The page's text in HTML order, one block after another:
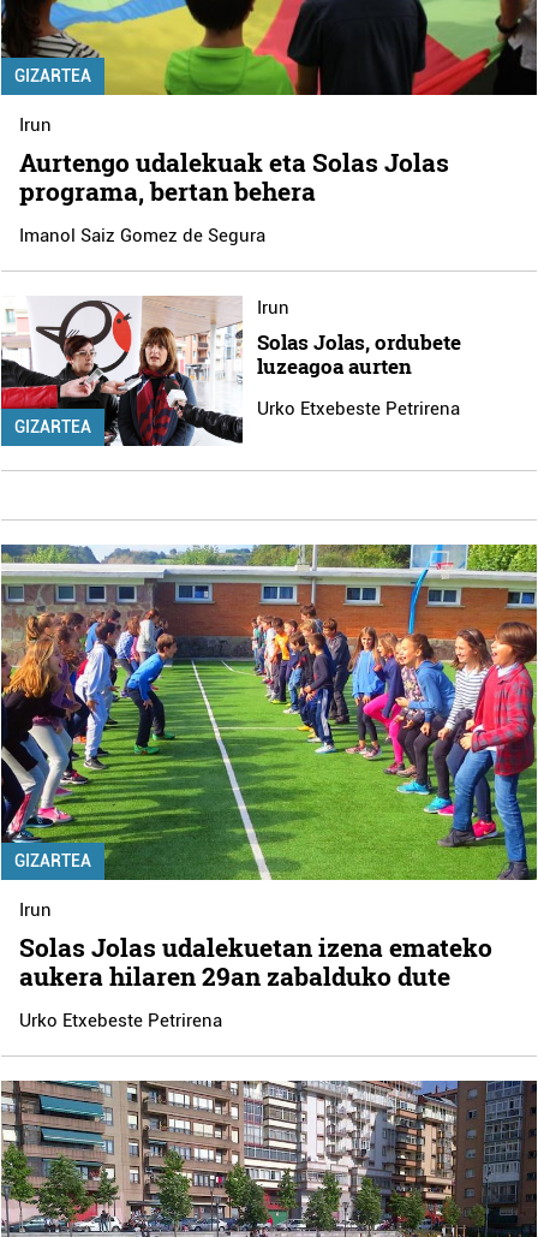
GIZARTEA
Irun
Aurtengo udalekuak eta Solas Jolas
programa, bertan behera
Imanol Saiz Gomez de Segura
GIZARTEA
Irun
Solas Jolas, ordubete
luzeagoa aurten
Urko Etxebeste Petrirena
GIZARTEA
Irun
Solas Jolas udalekuetan izena emateko
aukera hilaren 29an zabalduko dute
Urko Etxebeste Petrirena